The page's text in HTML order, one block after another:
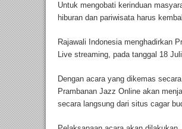
Untuk mengobati kerinduan
hiburan dan pariwisata harus
Rajawali Indonesia menghadirkan
Live streaming, pada tanggal 18
Dengan acara yang dikemas
Prambanan Jazz Online akan
secara langsung dari situs cagar